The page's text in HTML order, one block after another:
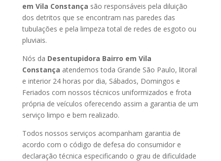
em Vila Constança são responsáveis pela diluição
dos detritos que se encontram nas paredes das
tubulações e pela limpeza total de redes de esgoto ou
pluviais.
Nós da Desentupidora Bairro em Vila
Constança atendemos toda Grande São Paulo, litoral
e interior 24 horas por dia, Sábados, Domingos e
Feriados com nossos técnicos uniformizados e frota
própria de veículos oferecendo assim a garantia de um
serviço limpo e bem realizado.
Todos nossos serviços acompanham garantia de
acordo com o código de defesa do consumidor e
declaração técnica especificando o grau de dificuldade